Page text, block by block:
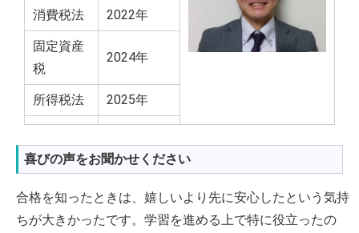
消費税法 2022年
固定資産
税
2024年
所得税法 2025年
喜びの声をお聞かせください
合格を知ったときは、嬉しいより先に安心したという気持
ちが大きかったです。学習を進める上で特に役立ったの